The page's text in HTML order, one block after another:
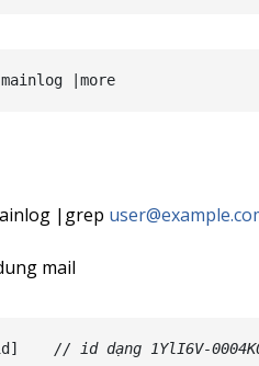
|more
|grep
mail
[id] // id dạng 1YlI6V-